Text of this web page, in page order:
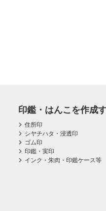
印鑑・はんこを作成
住所印
シヤチハタ・浸透印
ゴム印
印鑑・実印
インク・朱肉・印鑑ケース等